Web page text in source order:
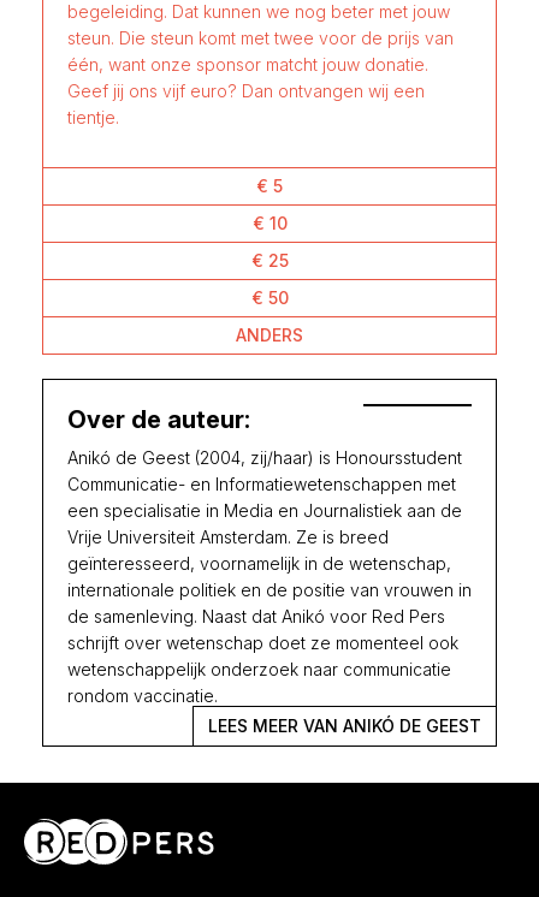
begeleiding. Dat kunnen we nog beter met jouw
steun. Die steun komt met twee voor de prijs van
één, want onze sponsor matcht jouw donatie.
Geef jij ons vijf euro? Dan ontvangen wij een
tientje.
€ 5
€ 10
€ 25
€ 50
ANDERS
Over de auteur:
Anikó de Geest (2004, zij/haar) is Honoursstudent
Communicatie- en Informatiewetenschappen met
een specialisatie in Media en Journalistiek aan de
Vrije Universiteit Amsterdam. Ze is breed
geïnteresseerd, voornamelijk in de wetenschap,
internationale politiek en de positie van vrouwen in
de samenleving. Naast dat Anikó voor Red Pers
schrijft over wetenschap doet ze momenteel ook
wetenschappelijk onderzoek naar communicatie
rondom vaccinatie.
LEES MEER VAN ANIKÓ DE GEEST